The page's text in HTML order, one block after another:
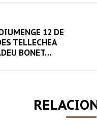
12 DE
TELLECHEA
BONET…